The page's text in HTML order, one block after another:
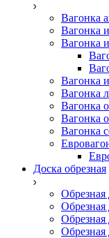
Вагонка
Вагонка
Вагонка
Вагонка
Вагонка
Вагонка
Вагонка
Вагонка
Доска обрезная
Обрезная
Обрезная
Обрезная
Обрезная